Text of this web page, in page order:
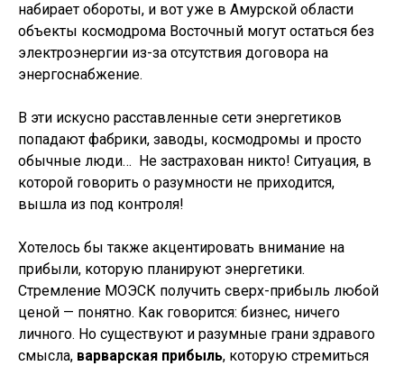
набирает обороты, и вот уже в Амурской области
объекты космодрома Восточный могут остаться без
электроэнергии из-за отсутствия договора на
энергоснабжение.
В эти искусно расставленные сети энергетиков
попадают фабрики, заводы, космодромы и просто
обычные люди… Не застрахован никто! Ситуация, в
которой говорить о разумности не приходится,
вышла из под контроля!
Хотелось бы также акцентировать внимание на
прибыли, которую планируют энергетики.
Стремление МОЭСК получить сверх-прибыль любой
ценой — понятно. Как говорится: бизнес, ничего
личного. Но существуют и разумные грани здравого
смысла, варварская прибыль, которую стремиться